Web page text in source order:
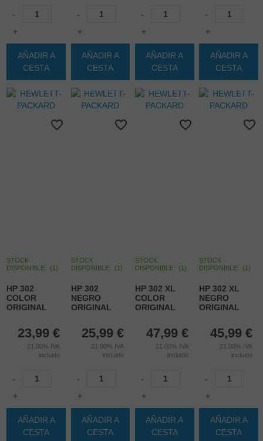
-
+
AÑADIR A
CESTA
-
+
AÑADIR A
CESTA
-
+
AÑADIR A
CESTA
-
+
AÑADIR A
CESTA
STOCK
DISPONIBLE: (1)
HP 302
COLOR
ORIGINAL
23,99 €
21.00% IVA
incluido
-
+
AÑADIR A
CESTA
STOCK
DISPONIBLE:
(1)
HP 302
NEGRO
ORIGINAL
25,99 €
21.00% IVA
incluido
-
+
AÑADIR A
CESTA
STOCK
DISPONIBLE: (1)
HP 302 XL
COLOR
ORIGINAL
47,99 €
21.00% IVA
incluido
-
+
AÑADIR A
CESTA
STOCK
DISPONIBLE: (1)
HP 302 XL
NEGRO
ORIGINAL
45,99 €
21.00% IVA
incluido
-
+
AÑADIR A
CESTA